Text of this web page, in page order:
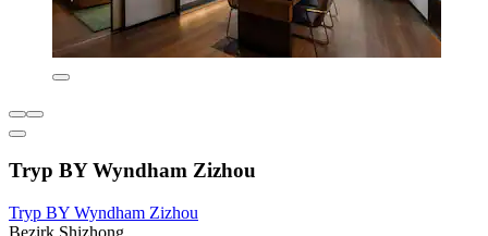
Tryp BY Wyndham Zizhou
Tryp BY Wyndham Zizhou
Bezirk Shizhong